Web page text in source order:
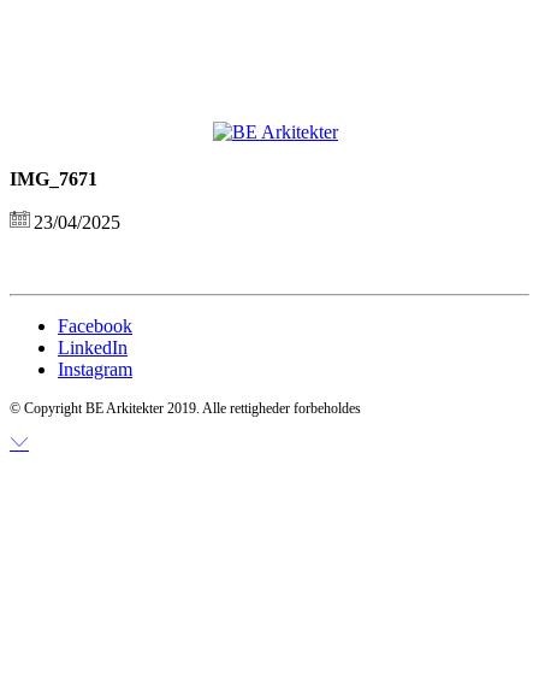
IMG_7671
23/04/2025
Facebook
LinkedIn
Instagram
© Copyright BE Arkitekter 2019. Alle rettigheder forbeholdes